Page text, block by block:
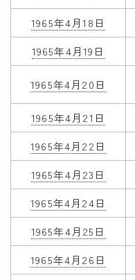
1965年4月18日
1965年4月19日
1965年4月20日
1965年4月21日
1965年4月22日
1965年4月23日
1965年4月24日
1965年4月25日
1965年4月26日